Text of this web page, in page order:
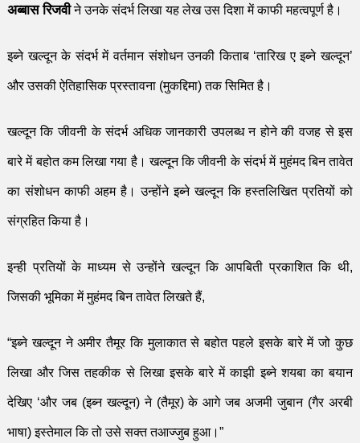
अब्बास रिजवीनेउनके संदर्भ लिखा यह लेख उस दिशा में काफी महत्वपूर्ण है।
इब्ने खल्दून के संदर्भ में वर्तमान संशोधन उनकी किताब ‘तारिख ए इब्ने खल्दून’
और उसकी ऐतिहासिक प्रस्तावना (मुकद्दिमा)तक सिमित है।
खल्दून कि जीवनी के संदर्भ अधिक जानकारी उपलब्ध न होने की वजह से इस
बारे में बहोत कम लिखा गया है। खल्दून कि जीवनी के संदर्भ में मुहंमद बिन तावेत
का संशोधन काफी अहम है। उन्होंने इब्ने खल्दून कि हस्तलिखित प्रतियों को
संग्रहित किया है।
इन्ही प्रतियों के माध्यम से उन्होंने खल्दून कि आपबिती प्रकाशित कि थी,
जिसकी भूमिका में मुहंमद बिन तावेत लिखते हैं,
“इब्ने खल्दून ने अमीर तैमूर कि मुलाकात से बहोत पहले इसके बारे में जो कुछ
लिखा और जिस तहकीक से लिखा इसके बारे में काझी इब्ने शयबा का बयान
देखिए ‘और जब (इब्न खल्दून) ने (तैमूर) के आगे जब अजमी जुबान (गैर अरबी
भाषा) इस्तेमाल कि तो उसे सक्त तआज्जुब हुआ। ”